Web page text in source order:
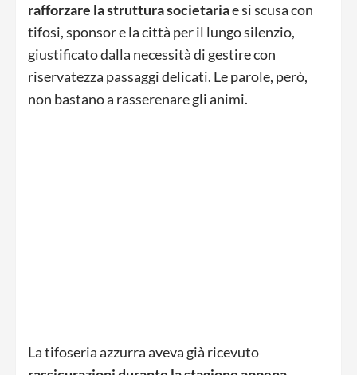
rafforzare la struttura societariae si scusa con
tifosi, sponsor e la città per il lungo silenzio,
giustificato dalla necessità di gestire con
riservatezza passaggi delicati. Le parole, però,
non bastano a rasserenare gli animi.
La tifoseria azzurra aveva già ricevuto